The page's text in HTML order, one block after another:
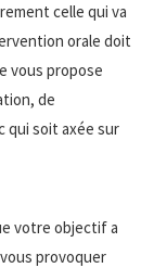
celle qui va
orale doit
vous propose
de
qui soit axée sur
votre objectif a
provoquer